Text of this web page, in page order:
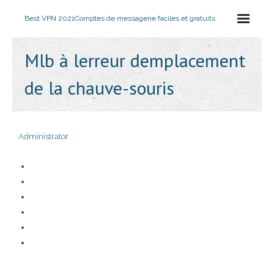
Best VPN 2021Comptes de messagerie faciles et gratuits
Mlb à lerreur demplacement
de la chauve-souris
Administrator